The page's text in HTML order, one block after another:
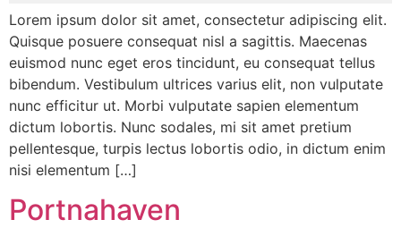
Lorem ipsum dolor sit amet, consectetur adipiscing elit.
Quisque posuere consequat nisl a sagittis. Maecenas
euismod nunc eget eros tincidunt, eu consequat tellus
bibendum. Vestibulum ultrices varius elit, non vulputate
nunc efficitur ut. Morbi vulputate sapien elementum
dictum lobortis. Nunc sodales, mi sit amet pretium
pellentesque, turpis lectus lobortis odio, in dictum enim
nisi elementum […]
Portnahaven